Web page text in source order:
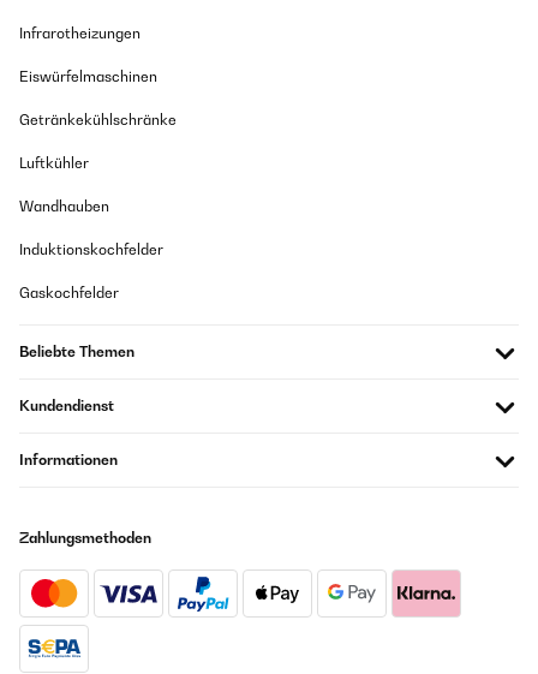
Infrarotheizungen
Eiswürfelmaschinen
Getränkekühlschränke
Luftkühler
Wandhauben
Induktionskochfelder
Gaskochfelder
Beliebte Themen
Kundendienst
Informationen
Zahlungsmethoden